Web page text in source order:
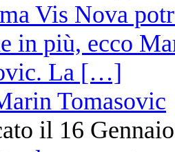
Tomasovic
il 16